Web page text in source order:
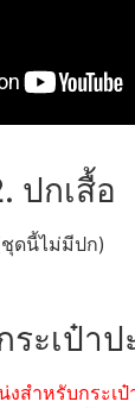
ปกเสื้อ
ดนี้ไม่มีปก)
ระเป๋าป
สำหรับกระเ